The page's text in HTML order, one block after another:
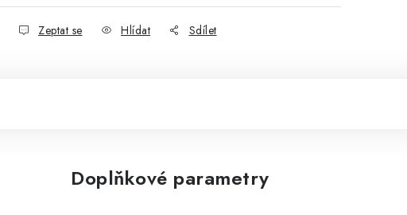
Zeptat se Hlídat Sdílet
Doplňkové parametry